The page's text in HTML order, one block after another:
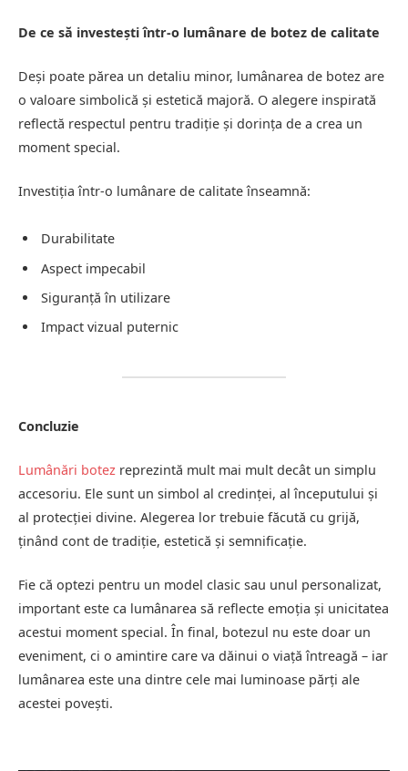
De ce să investești într-o lumânare de botez de calitate
Deși poate părea un detaliu minor, lumânarea de botez are
o valoare simbolică și estetică majoră. O alegere inspirată
reflectă respectul pentru tradiție și dorința de a crea un
moment special.
Investiția într-o lumânare de calitate înseamnă:
Durabilitate
Aspect impecabil
Siguranță în utilizare
Impact vizual puternic
Concluzie
Lumânări botez reprezintă mult mai mult decât un simplu
accesoriu. Ele sunt un simbol al credinței, al începutului și
al protecției divine. Alegerea lor trebuie făcută cu grijă,
ținând cont de tradiție, estetică și semnificație.
Fie că optezi pentru un model clasic sau unul personalizat,
important este ca lumânarea să reflecte emoția și unicitatea
acestui moment special. În final, botezul nu este doar un
eveniment, ci o amintire care va dăinui o viață întreagă – iar
lumânarea este una dintre cele mai luminoase părți ale
acestei povești.